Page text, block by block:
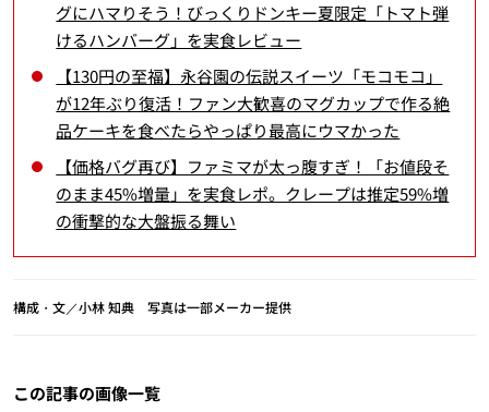
グにハマりそう！びっくりドンキー夏限定「トマト弾
けるハンバーグ」を実食レビュー
【130円の至福】永谷園の伝説スイーツ「モコモコ」
が12年ぶり復活！ファン大歓喜のマグカップで作る絶
品ケーキを食べたらやっぱり最高にウマかった
【価格バグ再び】ファミマが太っ腹すぎ！「お値段そ
のまま45%増量」を実食レポ。クレープは推定59%増
の衝撃的な大盤振る舞い
構成・文／小林 知典 写真は一部メーカー提供
この記事の画像一覧